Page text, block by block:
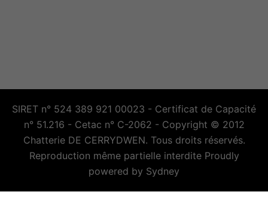
SIRET n° 524 389 921 00023 - Certificat de Capacité
n° 51.216 - Cetac n° C-2062 - Copyright © 2012
Chatterie DE CERRYDWEN. Tous droits réservés.
Reproduction même partielle interdite Proudly
powered by Sydney